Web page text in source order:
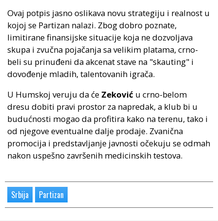
Ovaj potpis jasno oslikava novu strategiju i realnost u
kojoj se Partizan nalazi. Zbog dobro poznate,
limitirane finansijske situacije koja ne dozvoljava
skupa i zvučna pojačanja sa velikim platama, crno-
beli su prinuđeni da akcenat stave na "skauting" i
dovođenje mladih, talentovanih igrača.
U Humskoj veruju da će Zeković u crno-belom
dresu dobiti pravi prostor za napredak, a klub bi u
budućnosti mogao da profitira kako na terenu, tako i
od njegove eventualne dalje prodaje. Zvanična
promocija i predstavljanje javnosti očekuju se odmah
nakon uspešno završenih medicinskih testova.
Srbija Partizan